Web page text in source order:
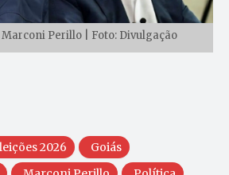
Perillo | Foto: Divulgação
2026
Goiás